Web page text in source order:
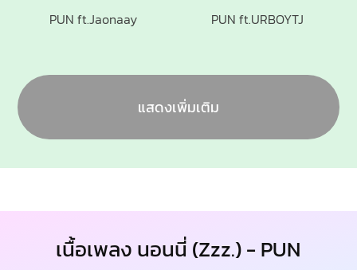
PUN ft.Jaonaay PUN ft.URBOYTJ
แสดงเพิ่มเติม
เนื้อเพลง นอนนี่ (Zzz.) - PUN